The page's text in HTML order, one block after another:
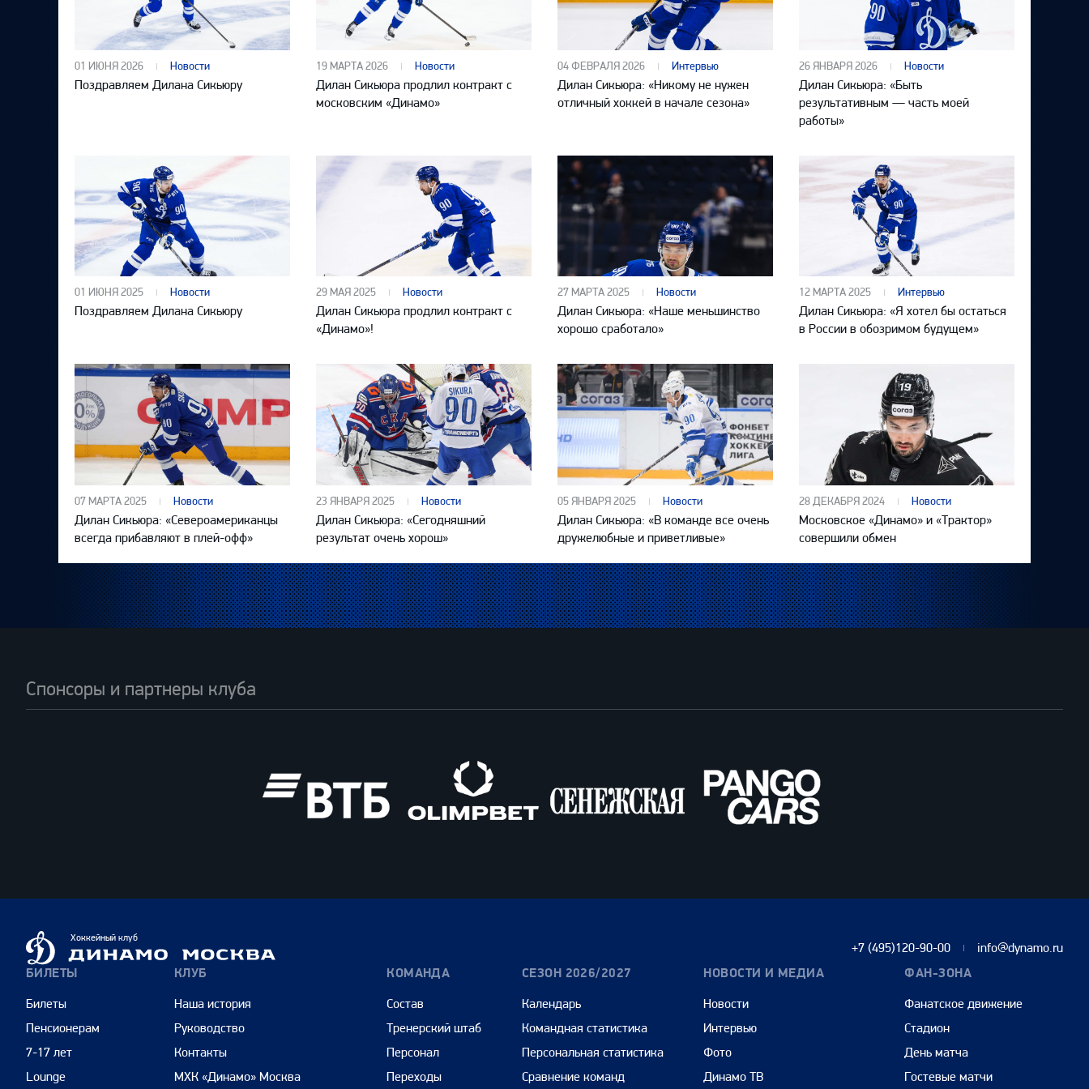
Локомотив
Северсталь
Шанхайские Драконы
Амур
Салават Юлаев
Сибирь
01 ИЮНЯ 2026 Новости
Поздравляем Дилана Сикьюру
19 МАРТА 2026 Новости
Дилан Сикьюра продлил контракт с
московским «Динамо»
04 ФЕВРАЛЯ 2026 Интервью
Дилан Сикьюра: «Никому не нужен
отличный хоккей в начале сезона»
26 ЯНВАРЯ 2026 Новости
Дилан Сикьюра: «Быть
результативным — часть моей
работы»
01 ИЮНЯ 2025 Новости
Поздравляем Дилана Сикьюру
29 МАЯ 2025 Новости
Дилан Сикьюра продлил контракт с
«Динамо»!
27 МАРТА 2025 Новости
Дилан Сикьюра: «Наше меньшинство
хорошо сработало»
12 МАРТА 2025 Интервью
Дилан Сикьюра: «Я хотел бы остаться
в России в обозримом будущем»
07 МАРТА 2025 Новости
Дилан Сикьюра: «Североамериканцы
всегда прибавляют в плей-офф»
23 ЯНВАРЯ 2025 Новости
Дилан Сикьюра: «Сегодняшний
результат очень хорош»
05 ЯНВАРЯ 2025 Новости
Дилан Сикьюра: «В команде все очень
дружелюбные и приветливые»
28 ДЕКАБРЯ 2024 Новости
Московское «Динамо» и «Трактор»
совершили обмен
Спонсоры и партнеры клуба
Динамо
Москва
Хоккейный клуб
+7 (495)120-90-00 info@dynamo.ru
БИЛЕТЫ
Билеты
Пенсионерам
7-17 лет
Lounge
КЛУБ
Наша история
Руководство
Контакты
МХК «Динамо» Москва
КОМАНДА
Состав
Тренерский штаб
Персонал
Переходы
СЕЗОН 2026/2027
Календарь
Командная статистика
Персональная статистика
Сравнение команд
НОВОСТИ И МЕДИА
Новости
Интервью
Фото
Динамо ТВ
ФАН-ЗОНА
Фанатское движение
Стадион
День матча
Гостевые матчи